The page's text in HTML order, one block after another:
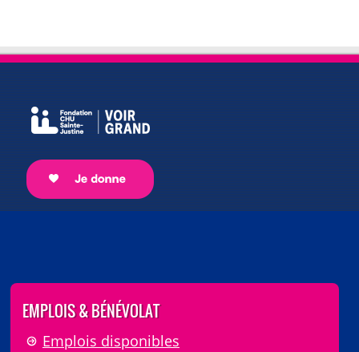
EMPLOIS & BÉNÉVOLAT
Emplois disponibles